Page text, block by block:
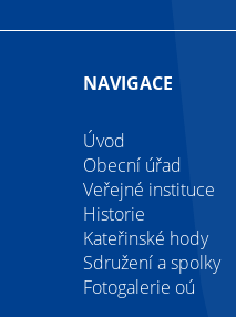
NAVIGACE
Úvod
Obecní úřad
Veřejné instituce
Historie
Kateřinské hody
Sdružení a spolky
Fotogalerie oú